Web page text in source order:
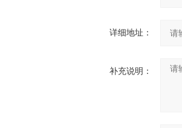
详细地址：
补充说明：